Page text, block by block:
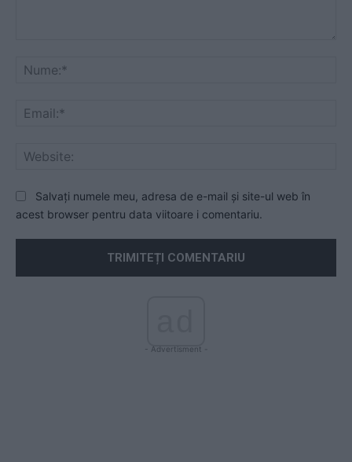
Salvați numele meu, adresa de e-mail și site-ul web în
acest browser pentru data viitoare i comentariu.
- Advertisment -